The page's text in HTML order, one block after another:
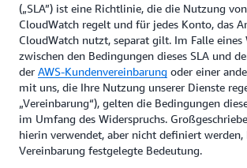
(„SLA”) ist eine Richtlinie, die die Nutzung
CloudWatch regelt und für jedes Konto, das
CloudWatch nutzt, separat gilt. Im Falle eines
zwischen den Bedingungen dieses SLA und
der AWS-Kundenvereinbarung oder einer
mit uns, die Ihre Nutzung unserer Dienste
„Vereinbarung“), gelten die Bedingungen
im Umfang des Widerspruchs.
hierin verwendet, aber nicht definiert werden,
Vereinbarung festgelegte Bedeutung.